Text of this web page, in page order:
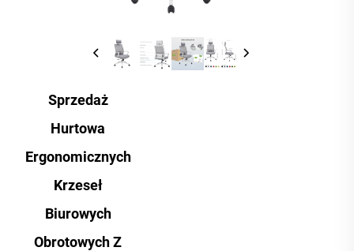
Sprzedaż
Hurtowa
Ergonomicznych
Krzeseł
Biurowych
Obrotowych Z